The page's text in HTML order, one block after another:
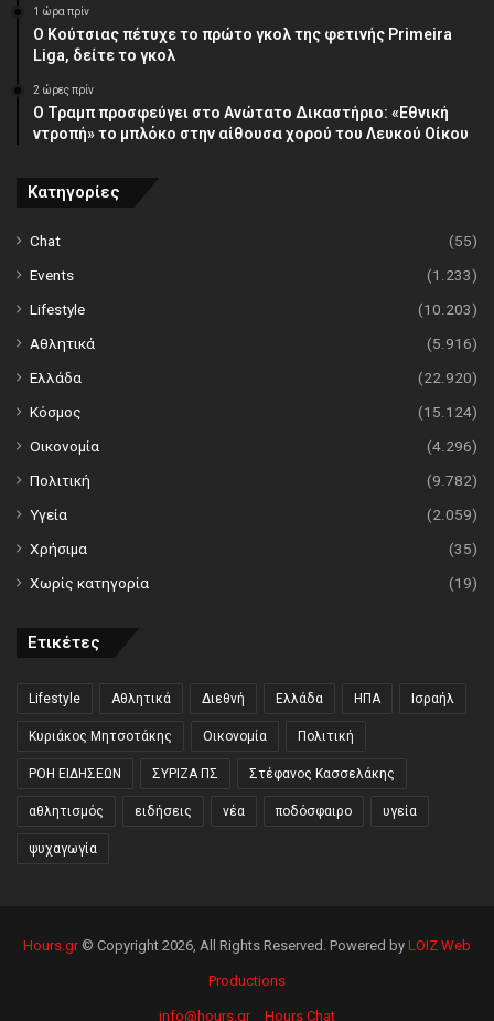
1 ώρα πρίν
Ο Κούτσιας πέτυχε το πρώτο γκολ της φετινής Primeira
Liga, δείτε το γκολ
2 ώρες πρίν
Ο Τραμπ προσφεύγει στο Ανώτατο Δικαστήριο: «Εθνική
ντροπή» το μπλόκο στην αίθουσα χορού του Λευκού Οίκου
Κατηγορίες
Chat
(55)
Events
(1.233)
Lifestyle
(10.203)
Αθλητικά
(5.916)
Ελλάδα
(22.920)
Κόσμος
(15.124)
Οικονομία
(4.296)
Πολιτική
(9.782)
Υγεία
(2.059)
Χρήσιμα
(35)
Χωρίς κατηγορία
(19)
Ετικέτες
Lifestyle Αθλητικά Διεθνή Ελλάδα ΗΠΑ Ισραήλ
Κυριάκος Μητσοτάκης Οικονομία Πολιτική
ΡΟΗ ΕΙΔΗΣΕΩΝ ΣΥΡΙΖΑ ΠΣ Στέφανος Κασσελάκης
αθλητισμός ειδήσεις νέα ποδόσφαιρο υγεία
ψυχαγωγία
Hours.gr© Copyright 2026, All Rights Reserved. Powered by LOIZ Web
Productions
info@hours.gr Hours Chat